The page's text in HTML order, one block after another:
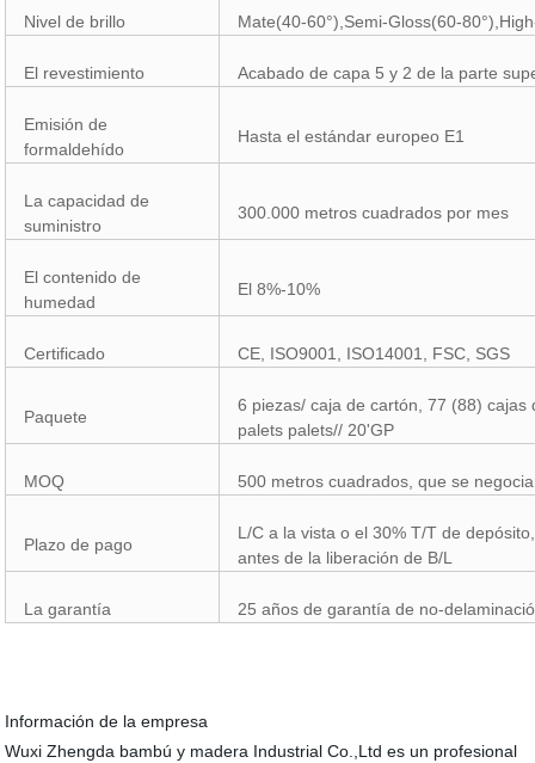
Nivel de brillo Mate(40-60°),Semi-Gloss(60-
El revestimiento Acabado de capa 5 y 2 de la parte
Emisión de
formaldehído
Hasta el estándar europeo E1
La capacidad de
suministro
300.000 metros cuadrados por mes
El contenido de
humedad
El 8%-10%
Certificado CE, ISO9001, ISO14001, FSC, SGS
Paquete
6 piezas/ caja de cartón, 77 (88) cajas
palets palets// 20'GP
MOQ 500 metros cuadrados, que se
Plazo de pago
L/C a la vista o el 30% T/T de
antes de la liberación de B/L
La garantía 25 años de garantía de no-
Información de la empresa
Wuxi Zhengda bambú y madera Industrial Co.,Ltd es un profesional